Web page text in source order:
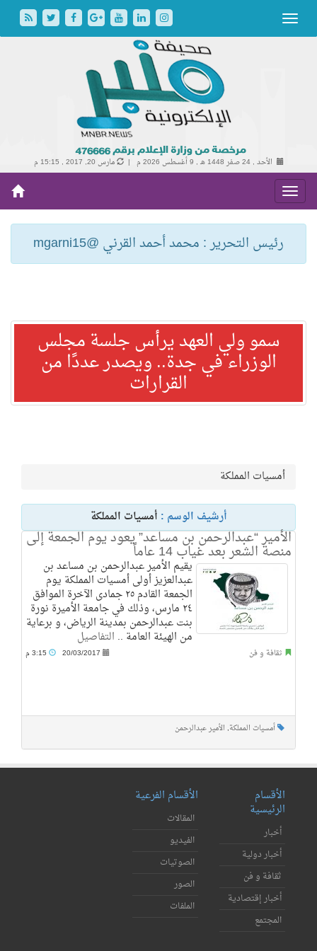
الأحد , 24 صفر 1448 هـ , 9 أغسطس 2026 م | مارس 20, 2017 , 15:15 م
رئيس التحرير : محمد أحمد القرني @mgarni15
سمو ولي العهد يرأس جلسة مجلس
الوزراء في جدة.. ويصدر عددًا من
القرارات
أمسيات المملكة
أرشيف الوسم : أمسيات المملكة
الأمير “عبدالرحمن بن مساعد” يعود يوم الجمعة إلى
منصة الشعر بعد غياب 14 عاماً
يقيم الأمير عبدالرحمن بن مساعد بن
عبدالعزيز أولى أمسيات المملكة يوم
الجمعة القادم ٢٥ جمادى الآخرة الموافق
٢٤ مارس، وذلك في جامعة الأميرة نورة
بنت عبدالرحمن بمدينة الرياض، و برعاية
من الهيئة العامة .. التفاصيل
ثقافة و فن 20/03/2017
أمسيات المملكة, الأمير عبدالرحمن
الأقسام
الرئيسية
أخبار
أخبار دولية
ثقافة و فن
أخبار إقتصادية
المجتمع
الأقسام الفرعية
المقالات
الفيديو
الصوتيات
الصور
الملفات